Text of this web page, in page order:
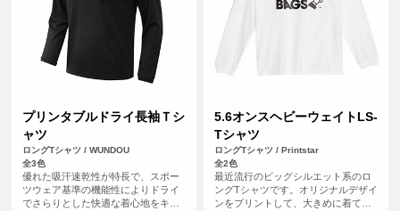
プリンタブルドライ長袖Ｔシ
ャツ
ロングTシャツ / WUNDOU
全3色
優れた吸汗速乾性が特長で、スポー
ツウェア基準の機能性によりドライ
でさらりとした快適な着心地をキー
5.6オンスヘビーウェイトLS-
Tシャツ
ロングTシャツ / Printstar
全2色
最近流行のビッグシルエット系のロ
ングTシャツです。オリジナルデザイ
ンをプリントして、大きめに着て、